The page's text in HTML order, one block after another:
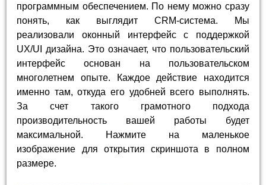
программным обеспечением. По нему можно сразу
понять, как выглядит CRM-система. Мы
реализовали оконный интерфейс с поддержкой
UX/UI дизайна. Это означает, что пользовательский
интерфейс основан на пользовательском
многолетнем опыте. Каждое действие находится
именно там, откуда его удобней всего выполнять.
За счет такого грамотного подхода
производительность вашей работы будет
максимальной. Нажмите на маленькое
изображение для открытия скриншота в полном
размере.